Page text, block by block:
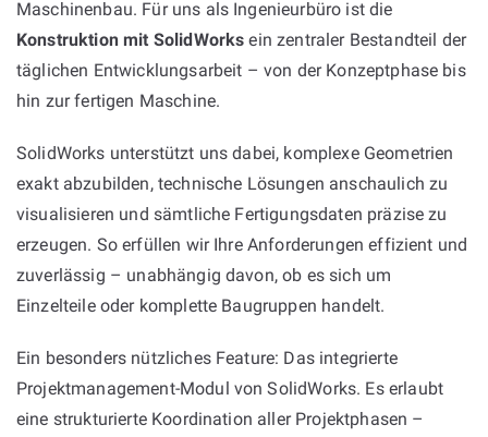
Maschinenbau. Für uns als Ingenieurbüro ist die
Konstruktion mit SolidWorks ein zentraler Bestandteil der
täglichen Entwicklungsarbeit – von der Konzeptphase bis
hin zur fertigen Maschine.
SolidWorks unterstützt uns dabei, komplexe Geometrien
exakt abzubilden, technische Lösungen anschaulich zu
visualisieren und sämtliche Fertigungsdaten präzise zu
erzeugen. So erfüllen wir Ihre Anforderungen effizient und
zuverlässig – unabhängig davon, ob es sich um
Einzelteile oder komplette Baugruppen handelt.
Ein besonders nützliches Feature: Das integrierte
Projektmanagement-Modul von SolidWorks. Es erlaubt
eine strukturierte Koordination aller Projektphasen –